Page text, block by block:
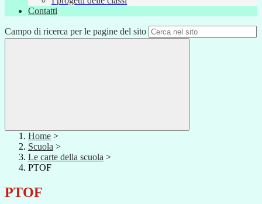
Contatti
Campo di ricerca per le pagine del sito
Home >
Scuola >
Le carte della scuola >
PTOF
PTOF